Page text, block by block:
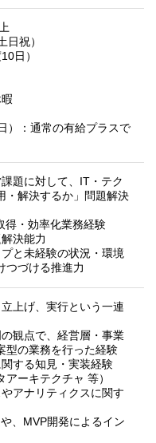
日祝）
日）
）：通常の有給プラスで
題に対して、IT・テク
・解決するか」問題解決
得・効率化業務経験
決能力
と未経験の状況・環境
つづける推進力
上げ、実行という一連
観点で、経営層・事業
型の業務を行った経験
する知見・実装経験
アーキテクチャ 等）
アナリティクスに関す
、MVP開発によるイン